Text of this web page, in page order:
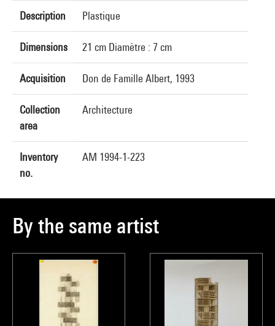
Description Plastique
Dimensions 21 cm Diamètre : 7 cm
Acquisition Don de Famille Albert, 1993
Collection
area
Architecture
Inventory
no.
AM 1994-1-223
By the same artist